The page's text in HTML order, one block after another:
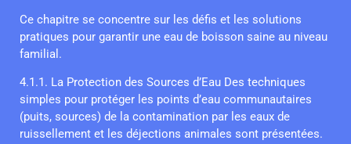
Ce chapitre se concentre sur les défis et les solutions
pratiques pour garantir une eau de boisson saine au niveau
familial.
4.1.1. La Protection des Sources d’Eau Des techniques
simples pour protéger les points d’eau communautaires
(puits, sources) de la contamination par les eaux de
ruissellement et les déjections animales sont présentées.